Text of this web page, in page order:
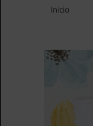
y
frases
diarias
Inicio